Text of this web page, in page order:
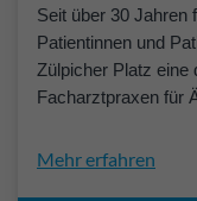
Seit über 30 Jahren
Patientinnen und
Zülpicher Platz eine
Facharztpraxen für
Mehr erfahren